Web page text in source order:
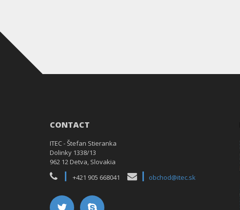
CONTACT
ITEC - Štefan Stieranka
Dolinky 1338/13
962 12 Detva, Slovakia
+421 905 668041
obchod@itec.sk